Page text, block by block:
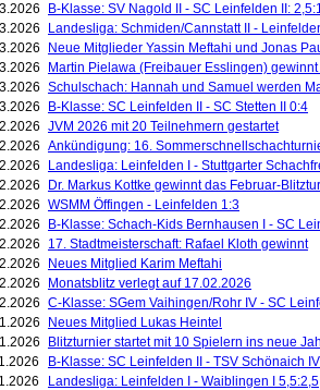
B-Klasse: SV Nagold II - SC Leinfelden II:
Landesliga: Schmiden/Cannstatt II -
Neue Mitglieder Yassin Meftahi und Jonas
Martin Pielawa (Freibauer Esslingen)
Schulschach: Hannah und Samuel werden
B-Klasse: SC Leinfelden II - SC Stetten II 0:4
JVM 2026 mit 20 Teilnehmern gestartet
Ankündigung: 16.
Landesliga: Leinfelden I - Stuttgarter
Dr. Markus Kottke gewinnt das Februar-
WSMM Öffingen - Leinfelden 1:3
B-Klasse: Schach-Kids Bernhausen I - SC
17. Stadtmeisterschaft: Rafael Kloth gewinnt
Neues Mitglied Karim Meftahi
Monatsblitz verlegt auf 17.02.2026
C-Klasse: SGem Vaihingen/Rohr IV - SC
Neues Mitglied Lukas Heintel
Blitzturnier startet mit 10 Spielern ins neue
B-Klasse: SC Leinfelden II - TSV Schönaich
Landesliga: Leinfelden I - Waiblingen I 5,5:2,5